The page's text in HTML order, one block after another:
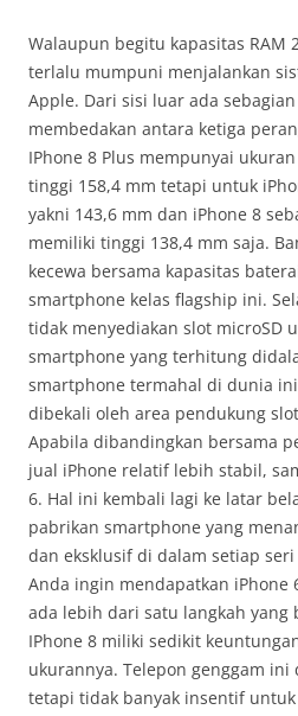
Walaupun begitu kapasitas RAM
terlalu mumpuni menjalankan
Apple. Dari sisi luar ada
membedakan antara ketiga
IPhone 8 Plus mempunyai
tinggi 158,4 mm tetapi untuk
yakni 143,6 mm dan iPhone 8
memiliki tinggi 138,4 mm saja.
kecewa bersama kapasitas
smartphone kelas flagship ini.
tidak menyediakan slot microSD
smartphone yang terhitung
smartphone termahal di dunia
dibekali oleh area pendukung
Apabila dibandingkan bersama
jual iPhone relatif lebih stabil,
6. Hal ini kembali lagi ke latar
pabrikan smartphone yang
dan eksklusif di dalam setiap seri
Anda ingin mendapatkan iPhone
ada lebih dari satu langkah yang
IPhone 8 miliki sedikit
ukurannya. Telepon genggam
tetapi tidak banyak insentif